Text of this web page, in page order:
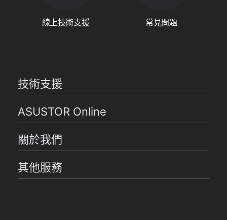
線上技術支援 常見問題
技術支援
ASUSTOR Online
關於我們
其他服務